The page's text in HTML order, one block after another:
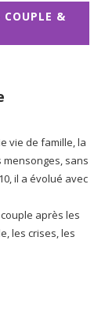
&
vie de famille, la
sans
il a évolué avec
après les
les crises, les